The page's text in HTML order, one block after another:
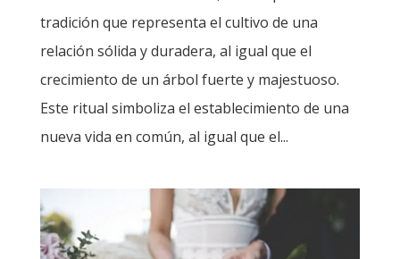
tradición que representa el cultivo de una
relación sólida y duradera, al igual que el
crecimiento de un árbol fuerte y majestuoso.
Este ritual simboliza el establecimiento de una
nueva vida en común, al igual que el...